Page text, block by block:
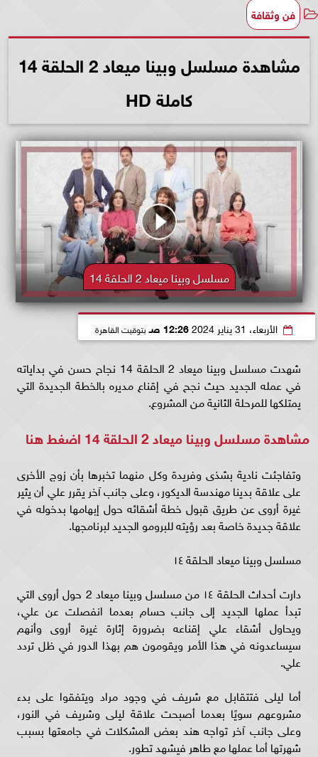
فن وثقافة
مشاهدة مسلسل وبينا ميعاد 2 الحلقة 14
كاملة HD
مسلسل وبينا ميعاد 2 الحلقة 14
الأربعاء، 31 يناير 2024 12:26 صـ بتوقيت القاهرة
شهدت مسلسل وبينا ميعاد 2 الحلقة 14 نجاح حسن في بداياته
في عمله الجديد حيث نجح في إقناع مديره بالخطة الجديدة التي
يمتلكها للمرحلة الثانية من المشروع.
مشاهدة مسلسل وبينا ميعاد 2 الحلقة 14 اضغط هنا
وتفاجئت نادية بشذى وفريدة وكل منهما تخبرها بأن زوج الأخرى
على علاقة بدينا مهندسة الديكور، وعلى جانب آخر يقرر علي أن يثير
غيرة أروى عن طريق قبول خطة أشقائه حول إبهامها بدخوله في
علاقة جديدة خاصة بعد رؤيته للبرومو الجديد لبرنامجها.
مسلسل وبينا ميعاد الحلقة ١٤
دارت أحداث الحلقة ١٤ من مسلسل وبينا ميعاد 2 حول أروى التي
تبدأ عملها الجديد إلى جانب حسام بعدما انفصلت عن علي،
ويحاول أشقاء علي إقناعه بضرورة إثارة غيرة أروى وأنهم
سيساعدونه في هذا الأمر ويقومون هم بهذا الدور في ظل تردد
علي.
أما ليلى فتتقابل مع شريف في وجود مراد ويتفقوا على بدء
مشروعهم سويًا بعدما أصبحت علاقة ليلى وشريف في النور،
وعلى جانب آخر تواجه هند بعض المشكلات في جامعتها بسبب
شهرتها أما عملها مع طاهر فيشهد تطور.